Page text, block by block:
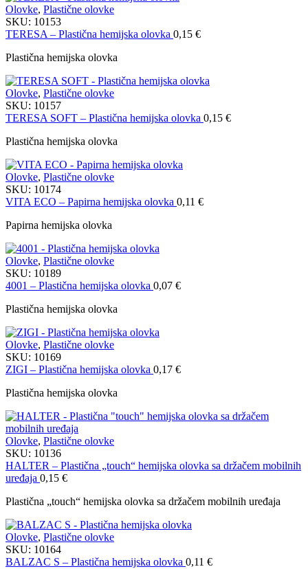
Olovke, Plastične olovke
SKU: 10153
TERESA – Plastična hemijska olovka 0,15 €
Plastična hemijska olovka
Olovke, Plastične olovke
SKU: 10157
TERESA SOFT – Plastična hemijska olovka 0,15 €
Plastična hemijska olovka
Olovke, Plastične olovke
SKU: 10174
VITA ECO – Papirna hemijska olovka 0,11 €
Papirna hemijska olovka
Olovke, Plastične olovke
SKU: 10189
4001 – Plastična hemijska olovka 0,07 €
Plastična hemijska olovka
Olovke, Plastične olovke
SKU: 10169
ZIGI – Plastična hemijska olovka 0,17 €
Plastična hemijska olovka
Olovke, Plastične olovke
SKU: 10136
HALTER – Plastična „touch“ hemijska olovka sa držačem mobilnih
uređaja 0,15 €
Plastična „touch“ hemijska olovka sa držačem mobilnih uređaja
Olovke, Plastične olovke
SKU: 10164
BALZAC S – Plastična hemijska olovka 0,11 €